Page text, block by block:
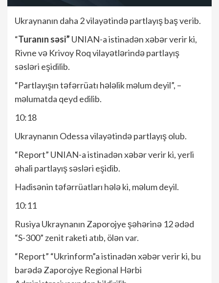
Ukraynanın daha 2 vilayətində partlayış baş verib.
“Turanın səsi” UNIAN-a istinadən xəbər verir ki,
Rivne və Krivoy Roq vilayətlərində partlayış
səsləri eşidilib.
“Partlayışın təfərrüatı hələlik məlum deyil”, –
məlumatda qeyd edilib.
10:18
Ukraynanın Odessa vilayətində partlayış olub.
“Report” UNIAN-a istinadən xəbər verir ki, yerli
əhali partlayış səsləri eşidib.
Hadisənin təfərrüatları hələ ki, məlum deyil.
10:11
Rusiya Ukraynanın Zaporojye şəhərinə 12 ədəd
“S-300” zenit raketi atıb, ölən var.
“Report” “Ukrinform”a istinadən xəbər verir ki, bu
barədə Zaporojye Regional Hərbi